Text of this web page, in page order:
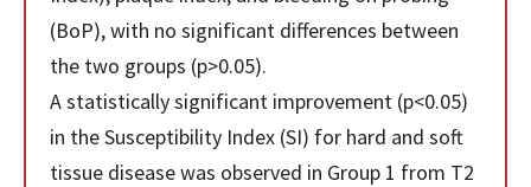
(BoP), with no significant differences between
the two groups (p>0.05).
A statistically significant improvement (p<0.05)
in the Susceptibility Index (SI) for hard and soft
tissue disease was observed in Group 1 from T2